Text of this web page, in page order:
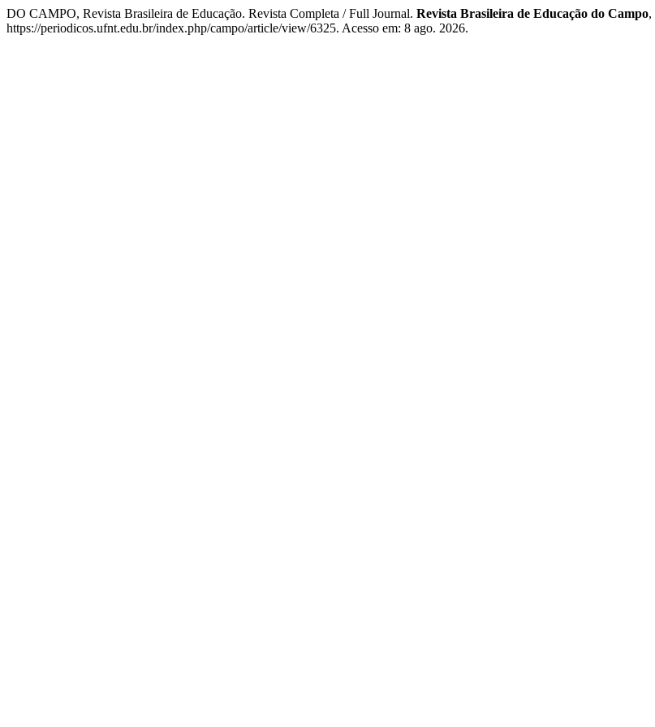
DO CAMPO, Revista Brasileira de Educação. Revista Completa / Full Journal. Revista Brasileira de Educação do Campo,
https://periodicos.ufnt.edu.br/index.php/campo/article/view/6325. Acesso em: 8 ago. 2026.